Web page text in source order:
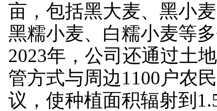
亩，包括黑大麦、黑小
黑糯小麦、白糯小麦等
2023年，公司还通过土
管方式与周边1100户农
议，使种植面积辐射到